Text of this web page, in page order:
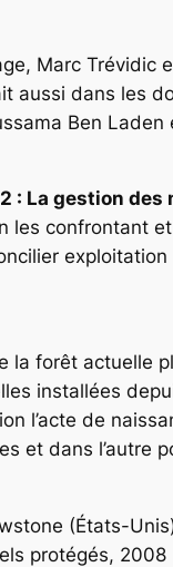
Marc Trévidic
aussi dans les
Ben
2 : La gestion
les confrontant
la forêt actuelle
installées
l’acte de
et dans l’autre
(États-
protégés, 2008